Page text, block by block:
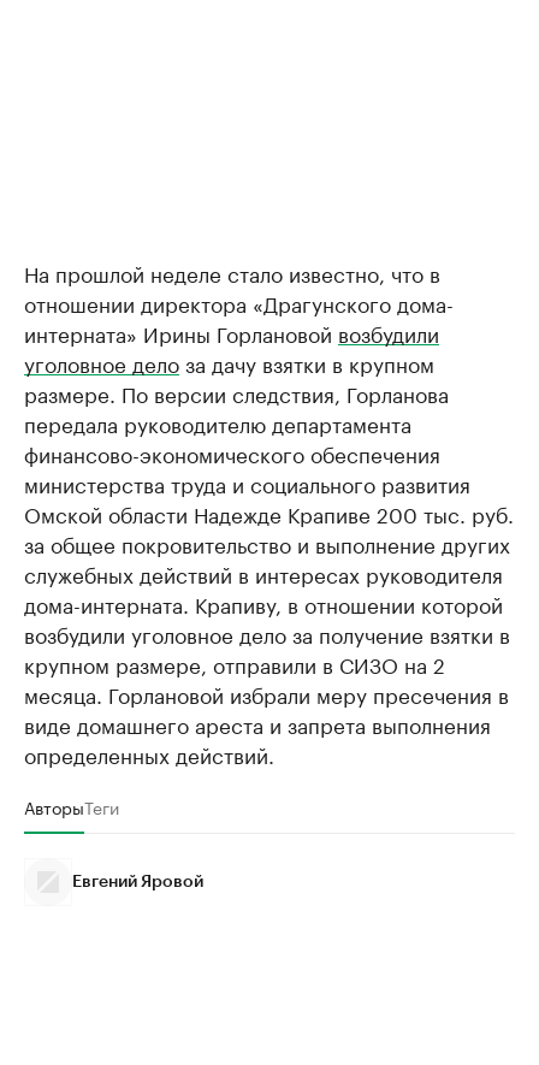
На прошлой неделе стало известно, что в
отношении директора «Драгунского дома-
интерната» Ирины Горлановой возбудили
уголовное делоза дачу взятки в крупном
размере. По версии следствия, Горланова
передала руководителю департамента
финансово-экономического обеспечения
министерства труда и социального развития
Омской области Надежде Крапиве 200 тыс. руб.
за общее покровительство и выполнение других
служебных действий в интересах руководителя
дома-интерната. Крапиву, в отношении которой
возбудили уголовное дело за получение взятки в
крупном размере, отправили в СИЗО на 2
месяца. Горлановой избрали меру пресечения в
виде домашнего ареста и запрета выполнения
определенных действий.
АвторыТеги
Евгений Яровой